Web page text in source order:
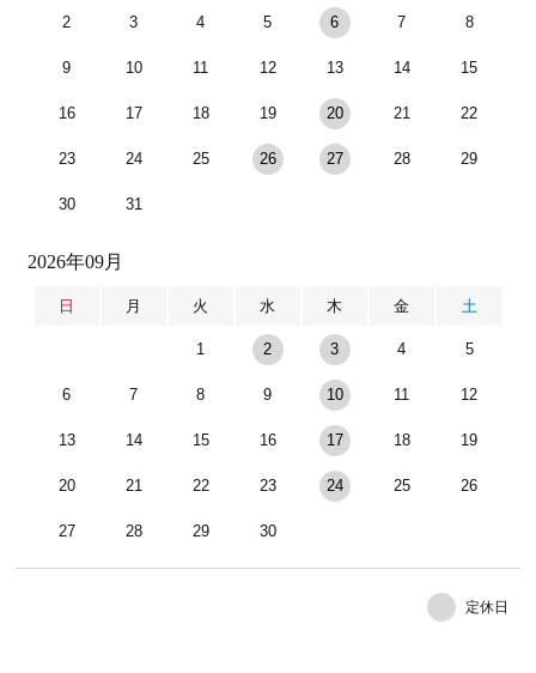
2 3 4 5 6 7 8
9 10 11 12 13 14 15
16 17 18 19 20 21 22
23 24 25 26 27 28 29
30 31
2026年09月
日 月 火 水 木 金 土
1 2 3 4 5
6 7 8 9 10 11 12
13 14 15 16 17 18 19
20 21 22 23 24 25 26
27 28 29 30
定休日